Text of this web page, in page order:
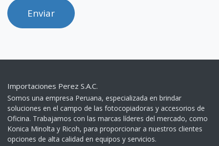
Enviar
Importaciones Perez S.A.C.
Somos una empresa Peruana, especializada en brindar
soluciones en el campo de las fotocopiadoras y accesorios de
Oficina. Trabajamos con las marcas líderes del mercado, como
Konica Minolta y Ricoh, para proporcionar a nuestros clientes
opciones de alta calidad en equipos y servicios.​